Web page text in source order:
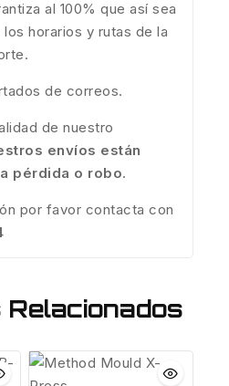
al 100% que así sea
horarios y rutas de la
de correos.
de nuestro
envíos están
pérdida o robo.
por favor contacta con